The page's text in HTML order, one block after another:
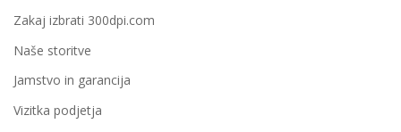
Zakaj izbrati 300dpi.com
Naše storitve
Jamstvo in garancija
Vizitka podjetja